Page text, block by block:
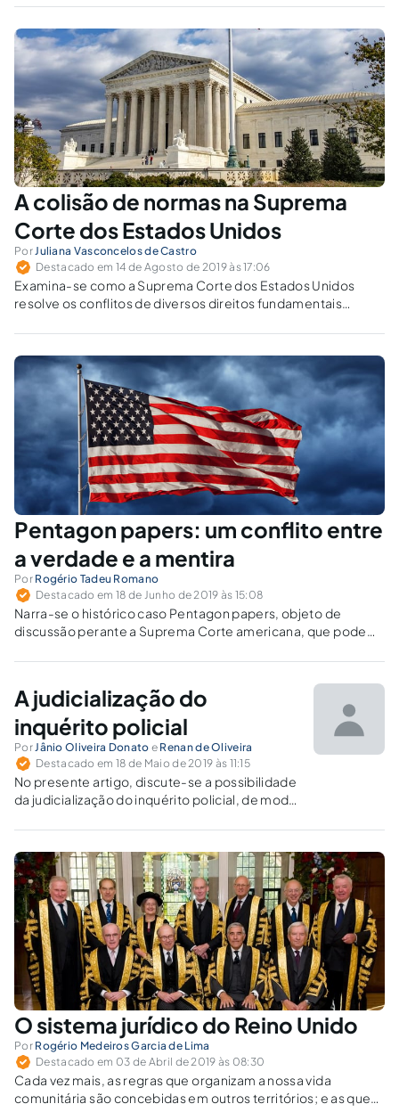
A colisão de normas na Suprema
Corte dos Estados Unidos
PorJuliana Vasconcelos de Castro
Destacado em 14 de Agosto de 2019 às 17:06
Examina-se como a Suprema Corte dos Estados Unidos
resolve os conflitos de diversos direitos fundamentais
Pentagon papers: um conflito entre
a verdade e a mentira
Por Rogério Tadeu Romano
Destacado em 18 de Junho de 2019 às 15:08
Narra-se o histórico caso Pentagon papers, objeto de
discussão perante a Suprema Corte americana, que pode
suspender a publicação de diálogos envolvendo a operação
A judicialização do
inquérito policial
Por Jânio Oliveira Donato e Renan de Oliveira
Destacado em 18 de Maio de 2019 às 11:15
No presente artigo, discute-se a possibilidade
da judicialização do inquérito policial, de modo
fundamentar decisões judicias.
O sistema jurídico do Reino Unido
Por Rogério Medeiros Garcia de Lima
Destacado em 03 de Abril de 2019 às 08:30
Cada vez mais, as regras que organizam a nossa vida
comunitária são concebidas em outros territórios; e as que